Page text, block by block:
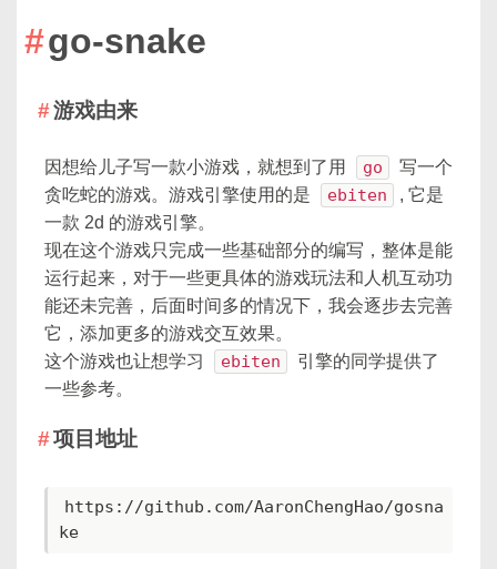
go-snake
游戏由来
因想给儿子写一款小游戏，就想到了用 go
写一个
贪吃蛇的游戏。游戏引擎使用的是
ebiten
, 它是
一款 2d 的游戏引擎。
现在这个游戏只完成一些基础部分的编写，整体是能
运行起来，对于一些更具体的游戏玩法和人机互动功
能还未完善，后面时间多的情况下，我会逐步去完善
它，添加更多的游戏交互效果。
这个游戏也让想学习
ebiten
引擎的同学提供了
一些参考。
项目地址
https://github.com/AaronChengHao/gosna
ke